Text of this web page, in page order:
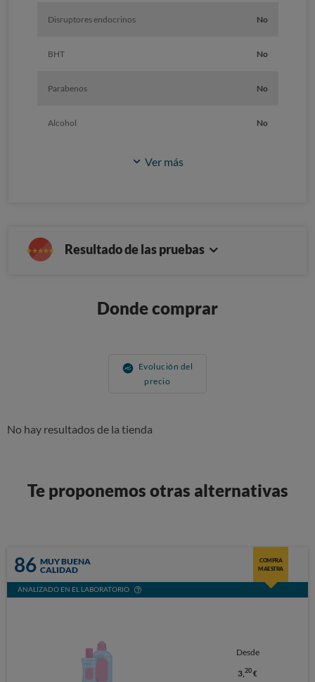
Disruptores endocrinos No
BHT No
Parabenos No
Alcohol No
Ver más
Resultado de las pruebas
Donde comprar
Evolución del
precio
No hay resultados de la tienda
Te proponemos otras alternativas
86 MUY BUENA
CALIDAD
COMPRA
MAESTRA
ANALIZADO EN EL LABORATORIO
Desde
3,20 €